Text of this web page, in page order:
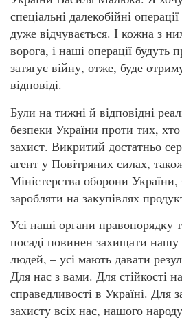
спеціальні далекобійні
дуже відчувається. І кожна з
ворога, і наші операції будуть
затягує війну, отже, буде
відповіді.
Були на тижні й відповідні
безпеки України проти тих,
захист. Викритий достатньо
агент у Повітряних силах,
Міністерства оборони
заробляти на закупівлях
Усі наші органи правопорядку
посаді повинен захищати
людей, – усі мають давати
Для нас з вами. Для стійкості
справедливості в Україні. Для
захисту всіх нас, нашого